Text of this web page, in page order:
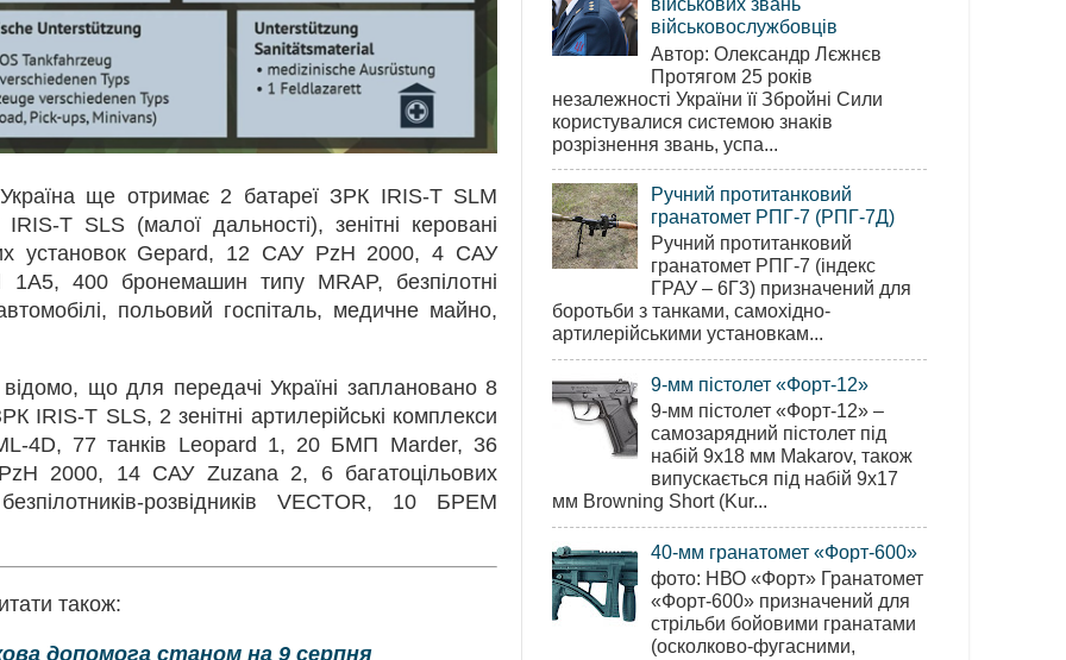
ще отримає 2 батареї ЗРК IRIS-T SLM
T SLS (малої дальності), зенітні керовані
установок Gepard, 12 САУ PzH 2000, 4 САУ
400 бронемашин типу MRAP, безпілотні
польовий госпіталь, медичне майно,
що для передачі Україні заплановано 8
T SLS, 2 зенітні артилерійські комплекси
4D, 77 танків Leopard 1, 20 БМП Marder, 36
2000, 14 САУ Zuzana 2, 6 багатоцільових
розвідників VECTOR, 10 БРЕМ
також:
допомога станом на 9 серпня
військовослужбовців
Автор: Олександр Лєжнєв
Протягом 25 років
незалежності України її Збройні Сили
користувалися системою знаків
розрізнення звань, успа...
Ручний протитанковий
гранатомет РПГ-7 (РПГ-7Д)
Ручний протитанковий
гранатомет РПГ-7 (індекс
ГРАУ – 6Г3) призначений для
боротьби з танками, самохідно-
артилерійськими установкам...
9-мм пістолет «Форт-12»
9-мм пістолет «Форт-12» –
самозарядний пістолет під
набій 9х18 мм Makarov, також
випускається під набій 9х17
мм Browning Short (Kur...
40-мм гранатомет «Форт-600»
фото: НВО «Форт» Гранатомет
«Форт-600» призначений для
стрільби бойовими гранатами
(осколково-фугасними,